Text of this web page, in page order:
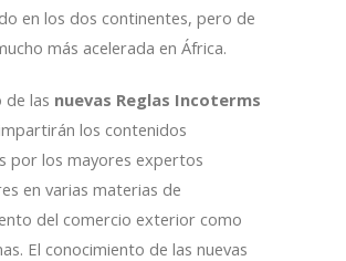
en los dos continentes, pero de
más acelerada en África.
de las nuevas Reglas Incoterms
los contenidos
por los mayores expertos
en varias materias de
del comercio exterior como
El conocimiento de las nuevas